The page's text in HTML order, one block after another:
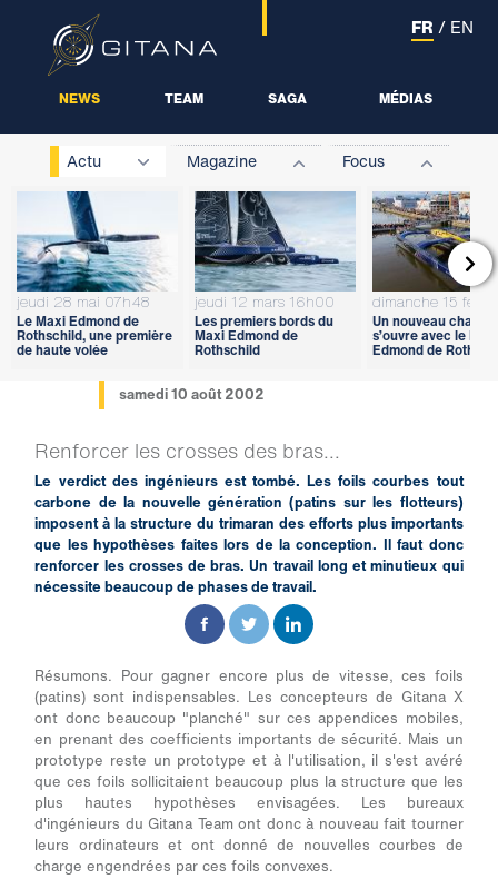
NEWS TEAM SAGA MÉDIAS
FR / EN
Actu Magazine Focus
jeudi 28 mai 07h48
Le Maxi Edmond de
Rothschild, une première
de haute volée
jeudi 12 mars 16h00
Les premiers bords du
Maxi Edmond de
Rothschild
dimanche 15
Un nouveau
s’ouvre avec le Maxi
Edmond de

samedi 10 août 2002
Renforcer les crosses des bras...
Le verdict des ingénieurs est tombé. Les foils courbes tout
carbone de la nouvelle génération (patins sur les flotteurs)
imposent à la structure du trimaran des efforts plus importants
que les hypothèses faites lors de la conception. Il faut donc
renforcer les crosses de bras. Un travail long et minutieux qui
nécessite beaucoup de phases de travail.
Résumons. Pour gagner encore plus de vitesse, ces foils
(patins) sont indispensables. Les concepteurs de Gitana X
ont donc beaucoup "planché" sur ces appendices mobiles,
en prenant des coefficients importants de sécurité. Mais un
prototype reste un prototype et à l'utilisation, il s'est avéré
que ces foils sollicitaient beaucoup plus la structure que les
plus hautes hypothèses envisagées. Les bureaux
d'ingénieurs du Gitana Team ont donc à nouveau fait tourner
leurs ordinateurs et ont donné de nouvelles courbes de
charge engendrées par ces foils convexes.